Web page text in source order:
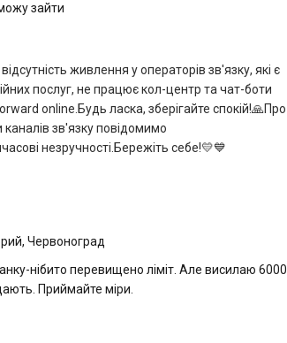
зайти
живлення у операторів зв'язку, які є
послуг, не працює кол-центр та чат-боти
online.Будь ласка, зберігайте спокій!🙏Про
зв'язку повідомимо
незручності.Бережіть себе!💛💙
Червоноград
нібито перевищено ліміт. Але висилаю 6000
Приймайте міри.